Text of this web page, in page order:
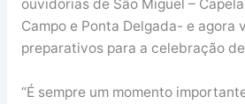
ouvidorias de São Miguel –
Campo e Ponta Delgada- e agora
preparativos para a celebração
“É sempre um momento